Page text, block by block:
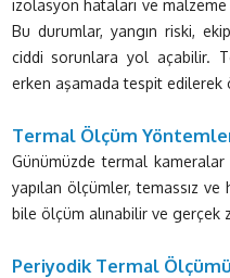
izolasyon hataları ve
Bu durumlar, yangın riski,
ciddi sorunlara yol açabilir.
erken aşamada tespit edilerek
Termal Ölçüm
Günümüzde termal kameralar
yapılan ölçümler, temassız ve
bile ölçüm alınabilir ve gerçek
Periyodik Termal